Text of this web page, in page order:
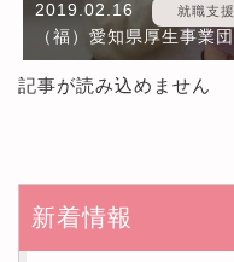
2019.02.16 就職支援
（福）愛知県厚生事業団
記事が読み込めません
新着情報